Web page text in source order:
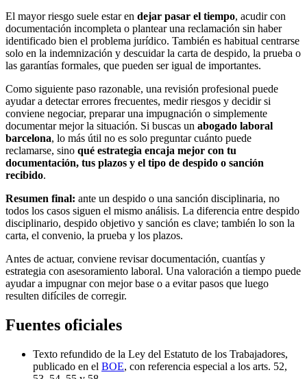
El mayor riesgo suele estar en dejar pasar el tiempo, acudir con
documentación incompleta o plantear una reclamación sin haber
identificado bien el problema jurídico. También es habitual centrarse
solo en la indemnización y descuidar la carta de despido, la prueba o
las garantías formales, que pueden ser igual de importantes.
Como siguiente paso razonable, una revisión profesional puede
ayudar a detectar errores frecuentes, medir riesgos y decidir si
conviene negociar, preparar una impugnación o simplemente
documentar mejor la situación. Si buscas un abogado laboral
barcelona, lo más útil no es solo preguntar cuánto puede
reclamarse, sino qué estrategia encaja mejor con tu
documentación, tus plazos y el tipo de despido o sanción
recibido.
Resumen final: ante un despido o una sanción disciplinaria, no
todos los casos siguen el mismo análisis. La diferencia entre despido
disciplinario, despido objetivo y sanción es clave; también lo son la
carta, el convenio, la prueba y los plazos.
Antes de actuar, conviene revisar documentación, cuantías y
estrategia con asesoramiento laboral. Una valoración a tiempo puede
ayudar a impugnar con mejor base o a evitar pasos que luego
resulten difíciles de corregir.
Fuentes oficiales
Texto refundido de la Ley del Estatuto de los Trabajadores,
publicado en el BOE, con referencia especial a los arts. 52,